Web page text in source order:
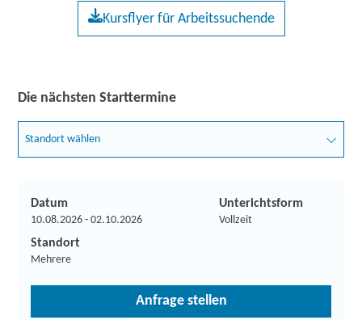
Kursflyer für Arbeitssuchende
Die nächsten Starttermine
Standort wählen
Datum
10.08.2026 - 02.10.2026
Unterichtsform
Vollzeit
Standort
Mehrere
Anfrage stellen